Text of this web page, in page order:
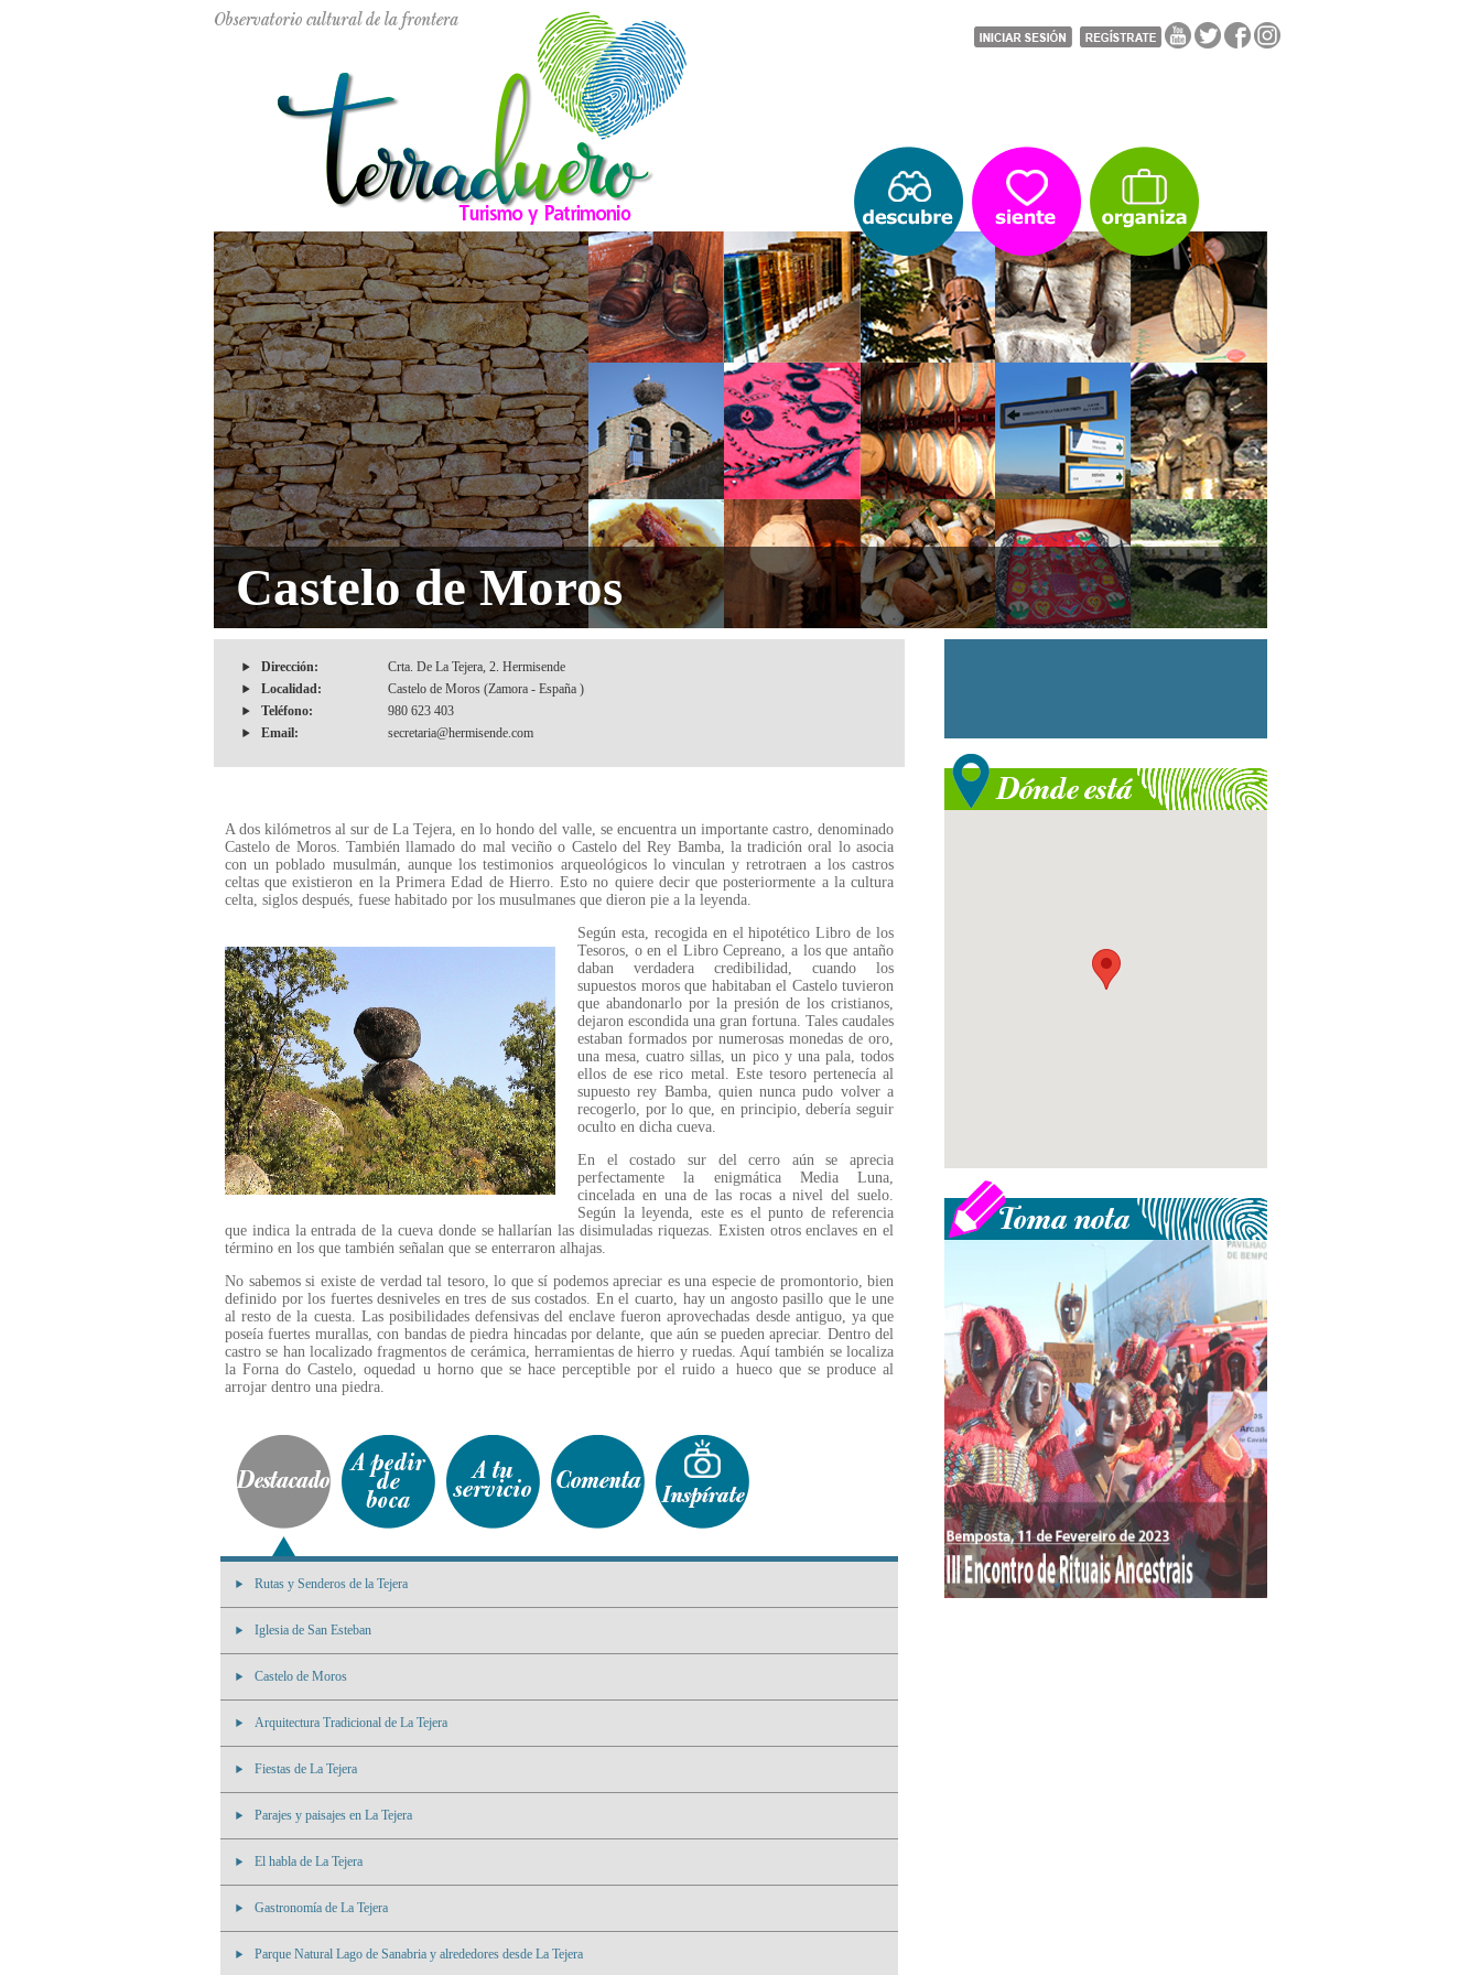
Castelo de Moros
Dirección:
Crta. De La Tejera, 2. Hermisende
Localidad:
Castelo de Moros (Zamora - España )
Teléfono:
980 623 403
Email:
secretaria@hermisende.com
A dos kilómetros al sur de La Tejera, en lo hondo del valle, se encuentra un importante castro, denominado
Castelo de Moros. También llamado do mal veciño o Castelo del Rey Bamba, la tradición oral lo asocia
con un poblado musulmán, aunque los testimonios arqueológicos lo vinculan y retrotraen a los castros
celtas que existieron en la Primera Edad de Hierro. Esto no quiere decir que posteriormente a la cultura
celta, siglos después, fuese habitado por los musulmanes que dieron pie a la leyenda.
Según esta, recogida en el hipotético Libro de los
Tesoros, o en el Libro Cepreano, a los que antaño
daban verdadera credibilidad, cuando los
supuestos moros que habitaban el Castelo tuvieron
que abandonarlo por la presión de los cristianos,
dejaron escondida una gran fortuna. Tales caudales
estaban formados por numerosas monedas de oro,
una mesa, cuatro sillas, un pico y una pala, todos
ellos de ese rico metal. Este tesoro pertenecía al
supuesto rey Bamba, quien nunca pudo volver a
recogerlo, por lo que, en principio, debería seguir
oculto en dicha cueva.
En el costado sur del cerro aún se aprecia
perfectamente la enigmática Media Luna,
cincelada en una de las rocas a nivel del suelo.
Según la leyenda, este es el punto de referencia
que indica la entrada de la cueva donde se hallarían las disimuladas riquezas. Existen otros enclaves en el
término en los que también señalan que se enterraron alhajas.
No sabemos si existe de verdad tal tesoro, lo que sí podemos apreciar es una especie de promontorio, bien
definido por los fuertes desniveles en tres de sus costados. En el cuarto, hay un angosto pasillo que le une
al resto de la cuesta. Las posibilidades defensivas del enclave fueron aprovechadas desde antiguo, ya que
poseía fuertes murallas, con bandas de piedra hincadas por delante, que aún se pueden apreciar. Dentro del
castro se han localizado fragmentos de cerámica, herramientas de hierro y ruedas. Aquí también se localiza
la Forna do Castelo, oquedad u horno que se hace perceptible por el ruido a hueco que se produce al
arrojar dentro una piedra.
Rutas y Senderos de la Tejera
Iglesia de San Esteban
Castelo de Moros
Arquitectura Tradicional de La Tejera
Fiestas de La Tejera
Parajes y paisajes en La Tejera
El habla de La Tejera
Gastronomía de La Tejera
Parque Natural Lago de Sanabria y alrededores desde La Tejera